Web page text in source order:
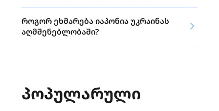
როგორ ეხმარება იაპონია უკრაინას
აღმშენებლობაში?
ᲞᲝᲞᲣᲚᲐᲠᲣᲚᲘ